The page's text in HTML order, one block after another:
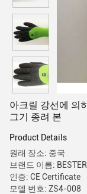
아크릴 강선에 의
그기 종려 본
Product Details
원래 장소: 중국
브랜드 이름: BESTER
인증: CE Certificate
모델 번호: ZS4-008